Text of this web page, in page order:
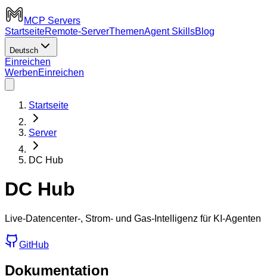
MCP Servers
StartseiteRemote-ServerThemenAgent SkillsBlog
Deutsch
Einreichen
WerbenEinreichen
Startseite
Server
DC Hub
DC Hub
Live-Datencenter-, Strom- und Gas-Intelligenz für KI-Agenten
GitHub
Dokumentation